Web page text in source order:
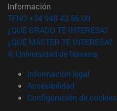
Información
TFNO +34 948 42 56 00
¿QUÉ GRADO TE INTERESA?
¿QUÉ MÁSTER TE INTERESA?
© Universidad de Navarra
Información legal
Accesibilidad
Configuración de cookies